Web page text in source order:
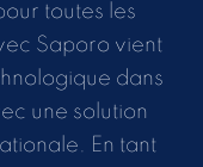
toutes les
Saporo vient
dans
une solution
En tant